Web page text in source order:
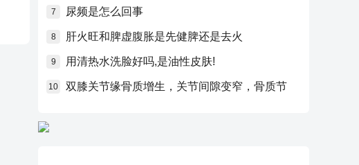
7 尿频是怎么回事
8 肝火旺和脾虚腹胀是先健脾还是去火
9 用清热水洗脸好吗,是油性皮肤!
10 双膝关节缘骨质增生，关节间隙变窄，骨质节